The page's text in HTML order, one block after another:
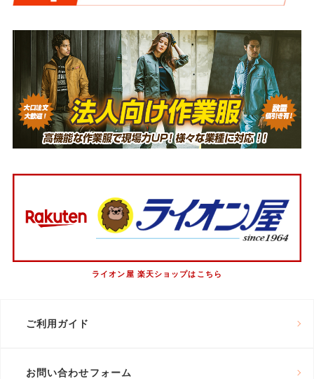
ライオン屋 楽天ショップはこちら
ご利用ガイド
お問い合わせフォーム